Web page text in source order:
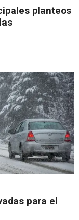
planteos
para el